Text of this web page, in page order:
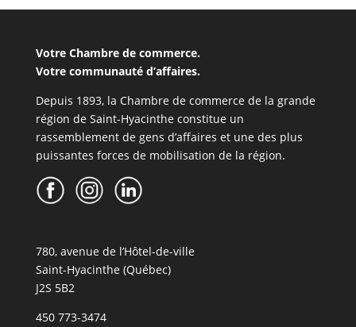
Votre Chambre de commerce.
Votre communauté d’affaires.
Depuis 1893, la Chambre de commerce de la grande
région de Saint-Hyacinthe constitue un
rassemblement de gens d’affaires et une des plus
puissantes forces de mobilisation de la région.
780, avenue de l’Hôtel-de-ville
Saint-Hyacinthe (Québec)
J2S 5B2
450 773-3474